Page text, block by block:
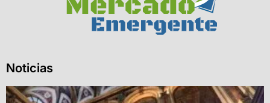
Noticias